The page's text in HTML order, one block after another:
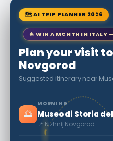
🗺 AI TRIP PLANNER 2026
🎄 WIN A MONTH IN
Plan your visit
Novgorod
Suggested itinerary near
🌅
MORNING
Museo di Storia
📍 Nizhnij Novgorod